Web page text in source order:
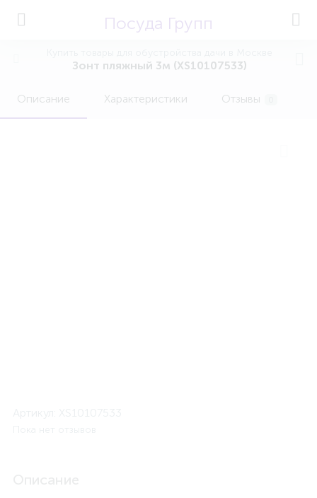
Посуда Групп
Зонт пляжный 3м (XS10107533)
Описание Характеристики Отзывы